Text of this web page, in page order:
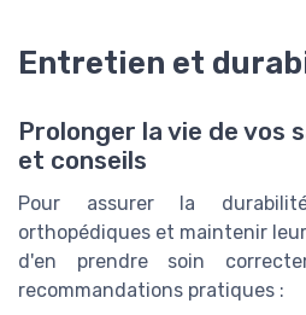
Entretien et
Prolonger la vie de vos
et conseils
Pour assurer la
orthopédiques et maintenir
d'en prendre soin
recommandations pratiques :